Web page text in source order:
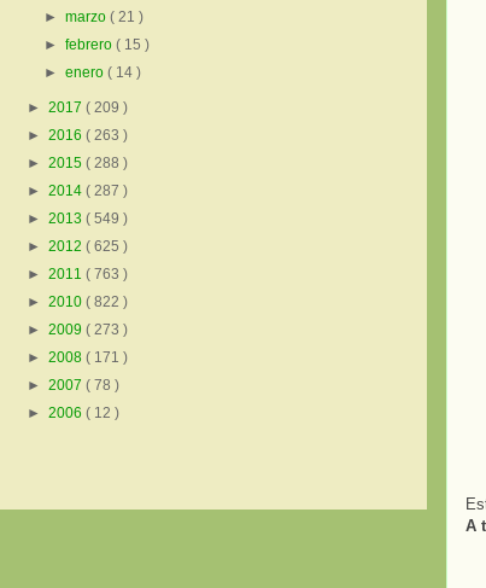
A
►marzo( 21 )
►febrero( 15 )
►enero( 14 )
► 2017 ( 209 )
► 2016 ( 263 )
► 2015 ( 288 )
► 2014 ( 287 )
► 2013 ( 549 )
► 2012 ( 625 )
► 2011 ( 763 )
► 2010 ( 822 )
► 2009 ( 273 )
► 2008 ( 171 )
► 2007 ( 78 )
► 2006 ( 12 )